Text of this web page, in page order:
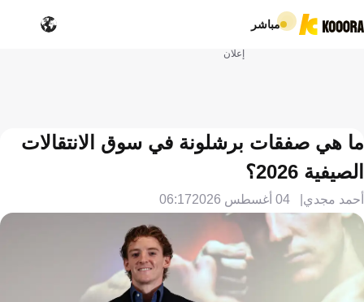
مباشر
إعلان
ما هي صفقات برشلونة في سوق الانتقالات
الصيفية 2026؟
أحمد مجدي 04 أغسطس 2026 06:17